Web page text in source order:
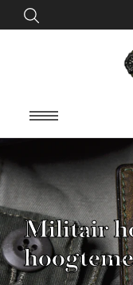
Militair